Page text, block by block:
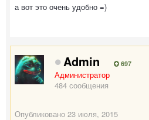
а вот это очень удобно =)
Admin 697
Администратор
484 сообщения
Опубликовано 23 июля, 2015